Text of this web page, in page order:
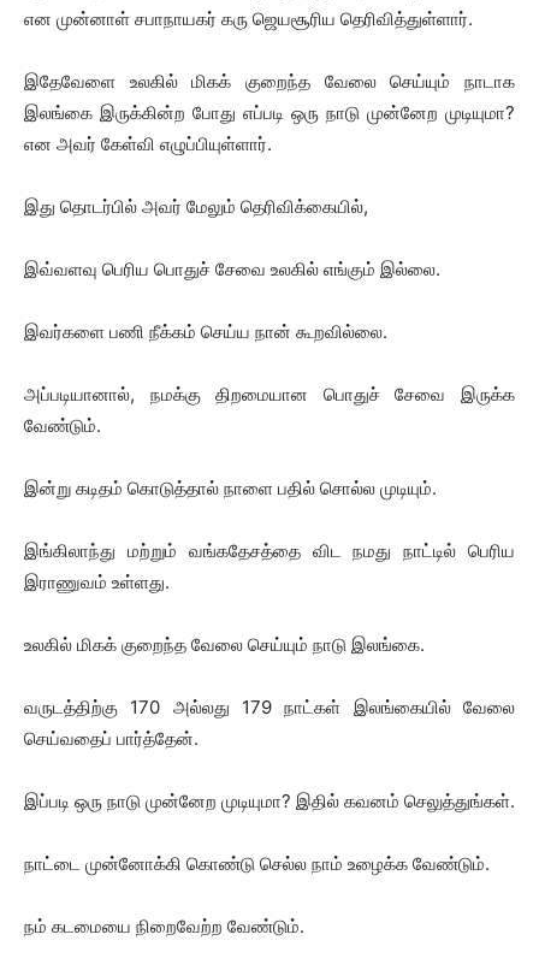
என முன்னாள் சபாநாயகர் கரு ஜெயசூரிய தெரிவித்துள்ளார்.
இதேவேளை உலகில் மிகக் குறைந்த வேலை செய்யும் நாடாக
இலங்கை இருக்கின்ற போது எப்படி ஒரு நாடு முன்னேற முடியுமா?
என அவர் கேள்வி எழுப்பியுள்ளார்.
இது தொடர்பில் அவர் மேலும் தெரிவிக்கையில்,
இவ்வளவு பெரிய பொதுச் சேவை உலகில் எங்கும் இல்லை.
இவர்களை பணி நீக்கம் செய்ய நான் கூறவில்லை.
அப்படியானால், நமக்கு திறமையான பொதுச் சேவை இருக்க
வேண்டும்.
இன்று கடிதம் கொடுத்தால் நாளை பதில் சொல்ல முடியும்.
இங்கிலாந்து மற்றும் வங்கதேசத்தை விட நமது நாட்டில் பெரிய
இராணுவம் உள்ளது.
உலகில் மிகக் குறைந்த வேலை செய்யும் நாடு இலங்கை.
வருடத்திற்கு 170 அல்லது 179 நாட்கள் இலங்கையில் வேலை
செய்வதைப் பார்த்தேன்.
இப்படி ஒரு நாடு முன்னேற முடியுமா? இதில் கவனம் செலுத்துங்கள்.
நாட்டை முன்னோக்கி கொண்டு செல்ல நாம் உழைக்க வேண்டும்.
நம் கடமையை நிறைவேற்ற வேண்டும்.